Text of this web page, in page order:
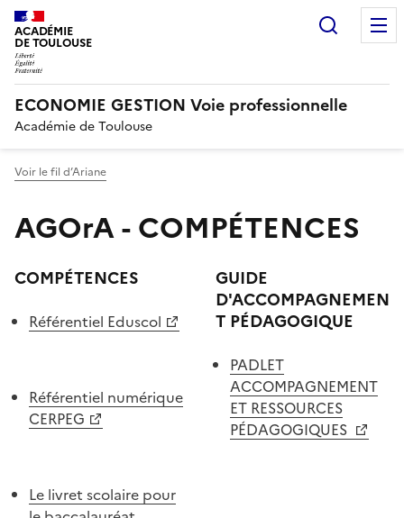
ACADÉMIE
DE TOULOUSE
ECONOMIE GESTION Voie professionnelle
Académie de Toulouse
Voir le fil d’Ariane
AGOrA - COMPÉTENCES
COMPÉTENCES
Référentiel Eduscol
Référentiel numérique
CERPEG
Le livret scolaire pour
GUIDE
D'ACCOMPAGNEMEN
T PÉDAGOGIQUE
PADLET
ACCOMPAGNEMENT
ET RESSOURCES
PÉDAGOGIQUES